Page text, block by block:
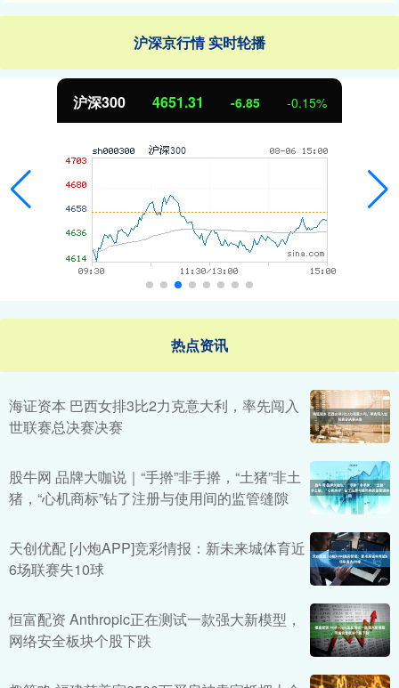
沪深京行情 实时轮播
沪深300 4651.31 -6.85 -0.15%
热点资讯
海证资本 巴西女排3比2力克意大利，率先闯入
世联赛总决赛决赛
股牛网 品牌大咖说｜“手擀”非手擀，“土猪”非土
猪，“心机商标”钻了注册与使用间的监管缝隙
天创优配 [小炮APP]竞彩情报：新未来城体育近
6场联赛失10球
恒富配资 Anthropic正在测试一款强大新模型，
网络安全板块个股下跌